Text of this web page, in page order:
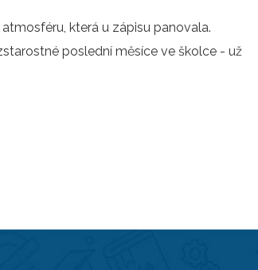
která u zápisu panovala.
poslední měsíce ve školce - už